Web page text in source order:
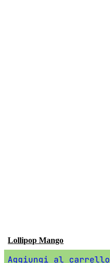
Lollipop Mango
Aggiungi al carrello